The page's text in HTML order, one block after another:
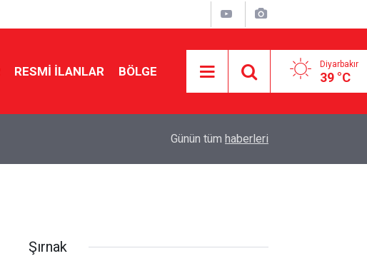
RESMI İLANLAR BÖLGE Diyarbakır
39 °C
Özgür Özel: Yasa teklifi beklentileri
Günün tüm haberleri
Şırnak